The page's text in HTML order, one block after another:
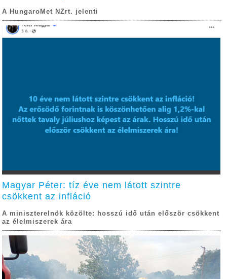
A HungaroMet NZrt. jelenti
Magyar Péter: tíz éve nem látott szintre
csökkent az infláció
A miniszterelnök közölte: hosszú idő után először csökkent
az élelmiszerek ára